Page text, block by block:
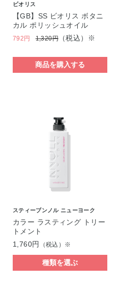
ビオリス
【GB】SS ビオリス ボタニ
カル ポリッシュオイル
792円 1,320円（税込）※
商品を購入する
スティーブンノル ニューヨーク
カラー ラスティング トリー
トメント
1,760円
（税込）※
種類を選ぶ